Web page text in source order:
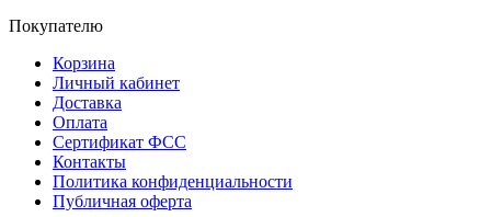
Покупателю
Корзина
Личный кабинет
Доставка
Оплата
Сертификат ФСС
Контакты
Политика конфиденциальности
Публичная оферта